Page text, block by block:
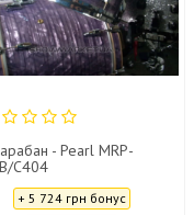
- Pearl MRP-
C404
+ 5 724 грн бонус